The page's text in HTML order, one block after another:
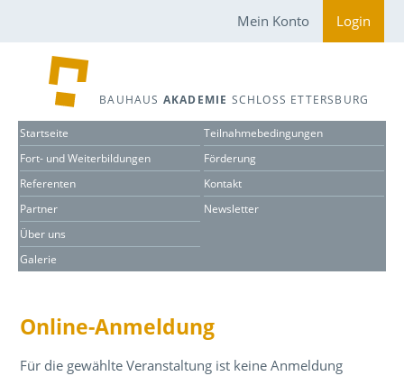
Mein Konto Login
BAUHAUS AKADEMIE SCHLOSS ETTERSBURG
Startseite
Fort- und Weiterbildungen
Referenten
Partner
Über uns
Galerie
Teilnahmebedingungen
Förderung
Kontakt
Newsletter
Online-Anmeldung
Für die gewählte Veranstaltung ist keine Anmeldung